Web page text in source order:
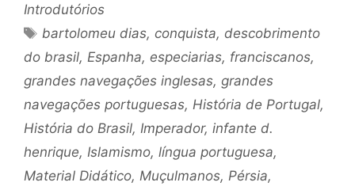
Introdutórios
Tags
bartolomeu dias,conquista,descobrimento
do brasil, Espanha, especiarias, franciscanos,
grandes navegações inglesas, grandes
navegações portuguesas, História de Portugal,
História do Brasil, Imperador, infante d.
henrique, Islamismo, língua portuguesa,
Material Didático, Muçulmanos, Pérsia,